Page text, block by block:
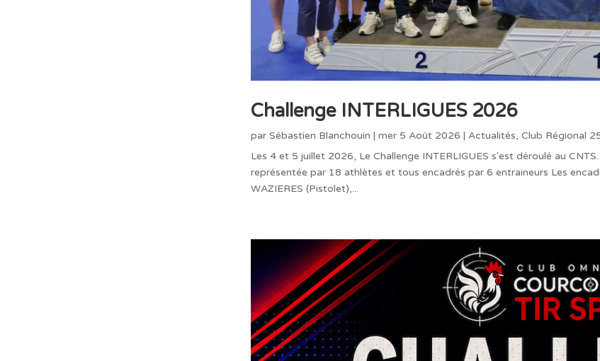
Challenge INTERLIGUES 2026
parSébastien Blanchouin |mer 5 Août 2026 |Actualités,Club Régional
Les 4 et 5 juillet 2026, Le Challenge INTERLIGUES s'est déroulé au
représentée par 18 athlètes et tous encadrés par 6 entraineurs Les
WAZIERES (Pistolet),...